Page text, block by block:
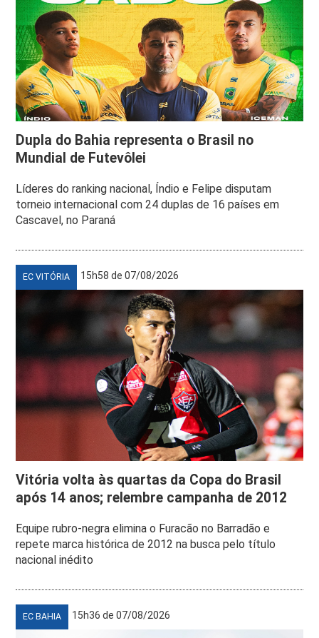
Dupla do Bahia representa o Brasil no
Mundial de Futevôlei
Líderes do ranking nacional, Índio e Felipe disputam
torneio internacional com 24 duplas de 16 países em
Cascavel, no Paraná
EC VITÓRIA 15h58 de 07/08/2026
Vitória volta às quartas da Copa do Brasil
após 14 anos; relembre campanha de 2012
Equipe rubro-negra elimina o Furacão no Barradão e
repete marca histórica de 2012 na busca pelo título
nacional inédito
EC BAHIA 15h36 de 07/08/2026